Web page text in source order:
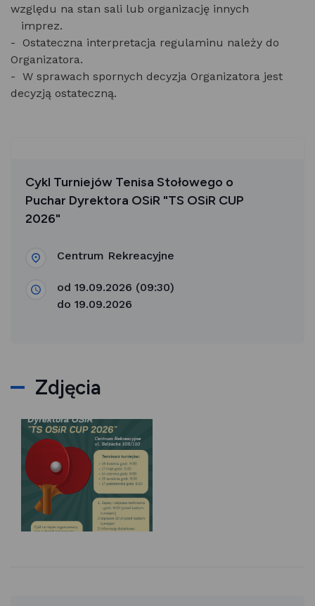
względu na stan sali lub organizację innych
imprez.
- Ostateczna interpretacja regulaminu należy do
Organizatora.
- W sprawach spornych decyzja Organizatora jest
decyzją ostateczną.
Cykl Turniejów Tenisa Stołowego o
Puchar Dyrektora OSiR "TS OSiR CUP
2026"
Centrum Rekreacyjne
od 19.09.2026 (09:30)
do 19.09.2026
Zdjęcia